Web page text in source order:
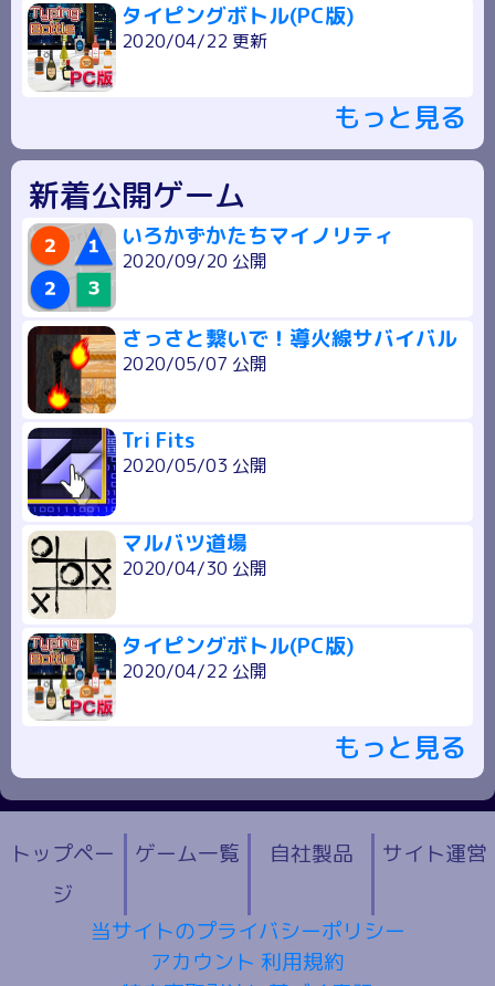
タイピングボトル(PC版)
2020/04/22 更新
もっと見る
新着公開ゲーム
いろかずかたちマイノリティ
2020/09/20 公開
さっさと繋いで！導火線サバイバル
2020/05/07 公開
Tri Fits
2020/05/03 公開
マルバツ道場
2020/04/30 公開
タイピングボトル(PC版)
2020/04/22 公開
もっと見る
トップペー
ジ
ゲーム一覧 自社製品 サイト運営
当サイトのプライバシーポリシー
アカウント 利用規約